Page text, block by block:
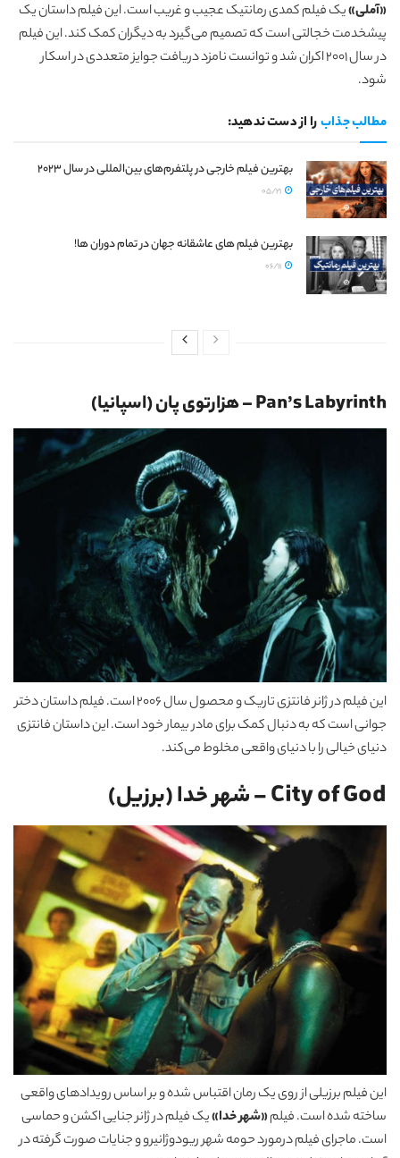
«آملی»یک فیلم کمدی رمانتیک عجیب و غریب است. این فیلم داستان یک
پیشخدمت خجالتی است که تصمیم می‌گیرد به دیگران کمک کند. این فیلم
در سال 2001 اکران شد و توانست نامزد دریافت جوایز متعددی در اسکار
شود.
را از دست ندهید:مطالب جذاب
بهترین فیلم خارجی در پلتفرم‌های بین‌المللی در سال 2023
بهترین فیلم های عاشقانه جهان در تمام دوران ها!
Pan’s Labyrinth – هزارتوی پان (اسپانیا)
این فیلم در ژانر فانتزی تاریک و محصول سال 2006 است. فیلم داستان دختر
جوانی است که به دنبال کمک برای مادر بیمار خود است. این داستان فانتزی
دنیای خیالی را با دنیای واقعی مخلوط می‌کند.
City of God – شهر خدا (برزیل)
این فیلم برزیلی از روی یک رمان اقتباس شده و بر اساس رویدادهای واقعی
ساخته شده است. فیلم«شهر خدا»یک فیلم در ژانر جنایی اکشن و حماسی
است. ماجرای فیلم درمورد حومه شهر ریودوژانیرو و جنایات صورت گرفته در